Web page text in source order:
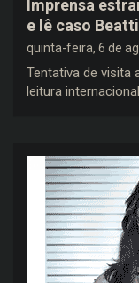
Imprensa
e lê caso
quinta-feira, 6 de
Tentativa de visita
leitura